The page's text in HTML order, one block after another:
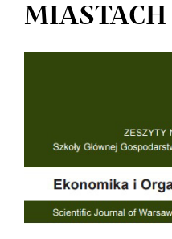
MIASTACH